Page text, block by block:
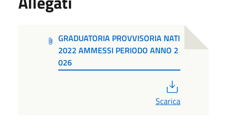
GRADUATORIA PROVVISORIA NATI
2022 AMMESSI PERIODO ANNO 2
026
Scarica